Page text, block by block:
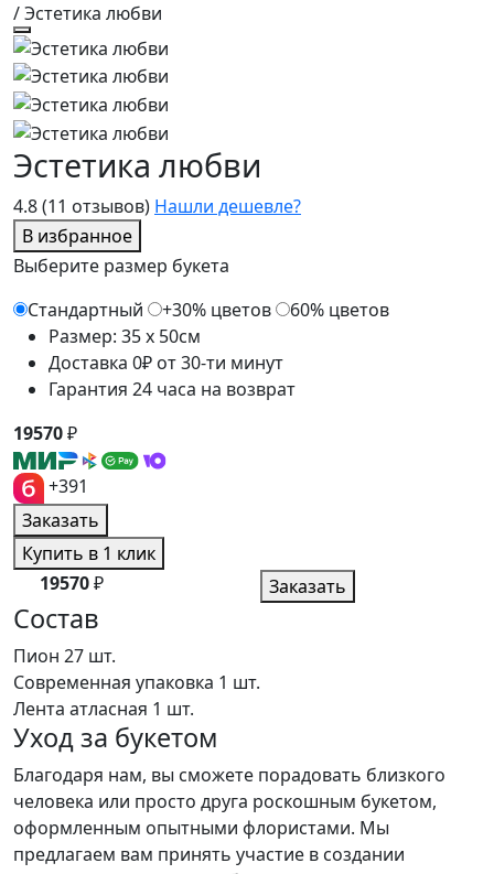
/ Эстетика любви
4.8(11 отзывов) Нашли дешевле?
В избранное
Эстетика любви
Выберите размер букета
Стандартный
+30% цветов
60% цветов
Размер: 35 x 50см
Доставка 0₽ от 30-ти минут
Гарантия 24 часа на возврат
19570₽
+391
Заказать
Купить в 1 клик
19570₽ Заказать
Состав
Пион 27 шт.
Современная упаковка 1 шт.
Лента атласная 1 шт.
Уход за букетом
Благодаря нам, вы сможете порадовать близкого
человека или просто друга роскошным букетом,
оформленным опытными флористами. Мы
предлагаем вам принять участие в создании